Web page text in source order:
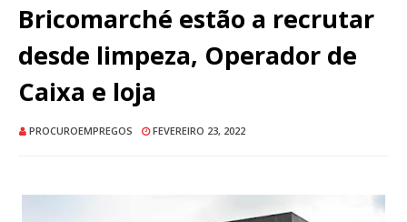
Bricomarché estão a recrutar
desde limpeza, Operador de
Caixa e loja
PROCUROEMPREGOS FEVEREIRO 23, 2022